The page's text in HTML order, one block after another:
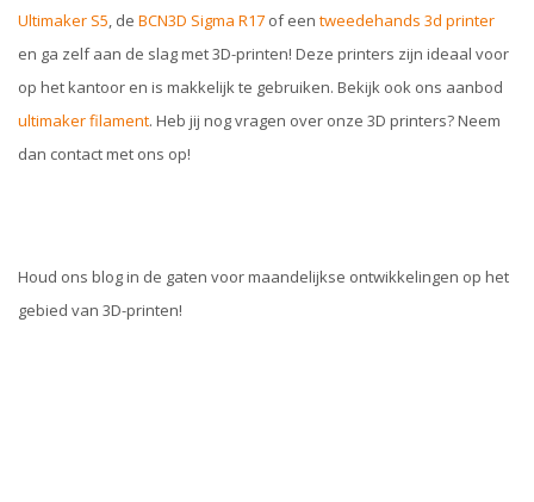
Ultimaker S5, de BCN3D Sigma R17 of een tweedehands 3d printer
en ga zelf aan de slag met 3D-printen! Deze printers zijn ideaal voor
op het kantoor en is makkelijk te gebruiken. Bekijk ook ons aanbod
ultimaker filament. Heb jij nog vragen over onze 3D printers? Neem
dan contact met ons op!
Houd ons blog in de gaten voor maandelijkse ontwikkelingen op het
gebied van 3D-printen!